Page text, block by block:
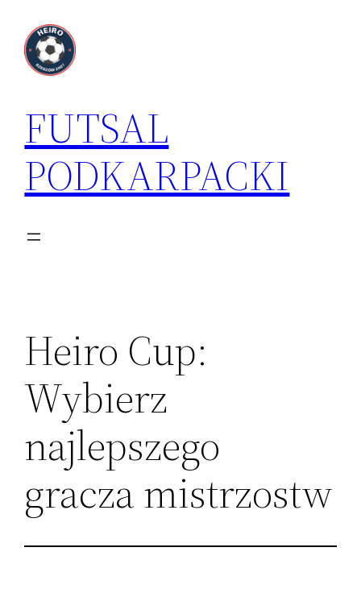
treści
FUTSAL
PODKARPACKI
Heiro Cup:
Wybierz
najlepszego
gracza mistrzostw